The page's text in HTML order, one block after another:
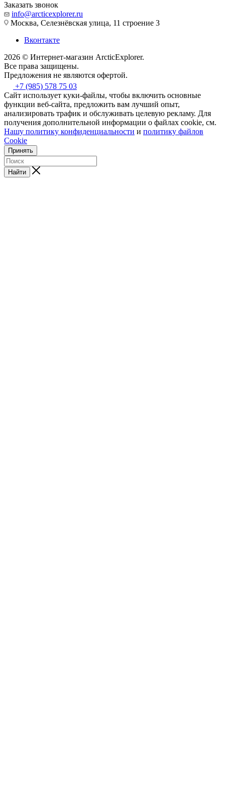
Заказать звонок
info@arcticexplorer.ru
Москва, Селезнёвская улица, 11 строение 3
Вконтакте
2026 © Интернет-магазин АrcticExplorer.
Все права защищены.
Предложения не являются офертой.
+7 (985) 578 75 03
Сайт использует куки-файлы, чтобы включить основные
функции веб-сайта, предложить вам лучший опыт,
анализировать трафик и обслуживать целевую рекламу. Для
получения дополнительной информации о файлах cookie, см.
Нашу политику конфиденциальности и политику файлов
Cookie
Принять
Найти